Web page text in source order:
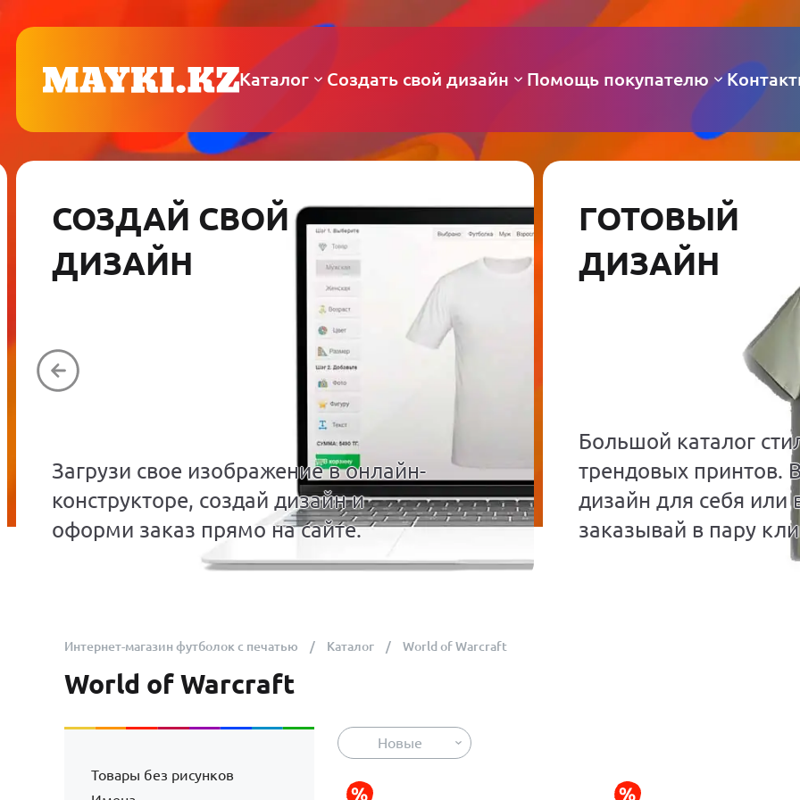
Каталог Создать свой дизайн Помощь покупателю
СОЗДАЙ СВОЙ
ДИЗАЙН
Загрузи свое изображение в онлайн-
конструкторе, создай дизайн и
оформи заказ прямо на сайте.
ГОТОВЫЙ
ДИЗАЙН
Большой каталог
трендовых принтов.
дизайн для себя или
заказывай в пару
Интернет-магазин футболок с печатью Каталог World of Warcraft
World of Warcraft
Товары без рисунков
Новые